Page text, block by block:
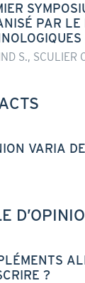
PAR LE
S., SCULIER
VARIA
?